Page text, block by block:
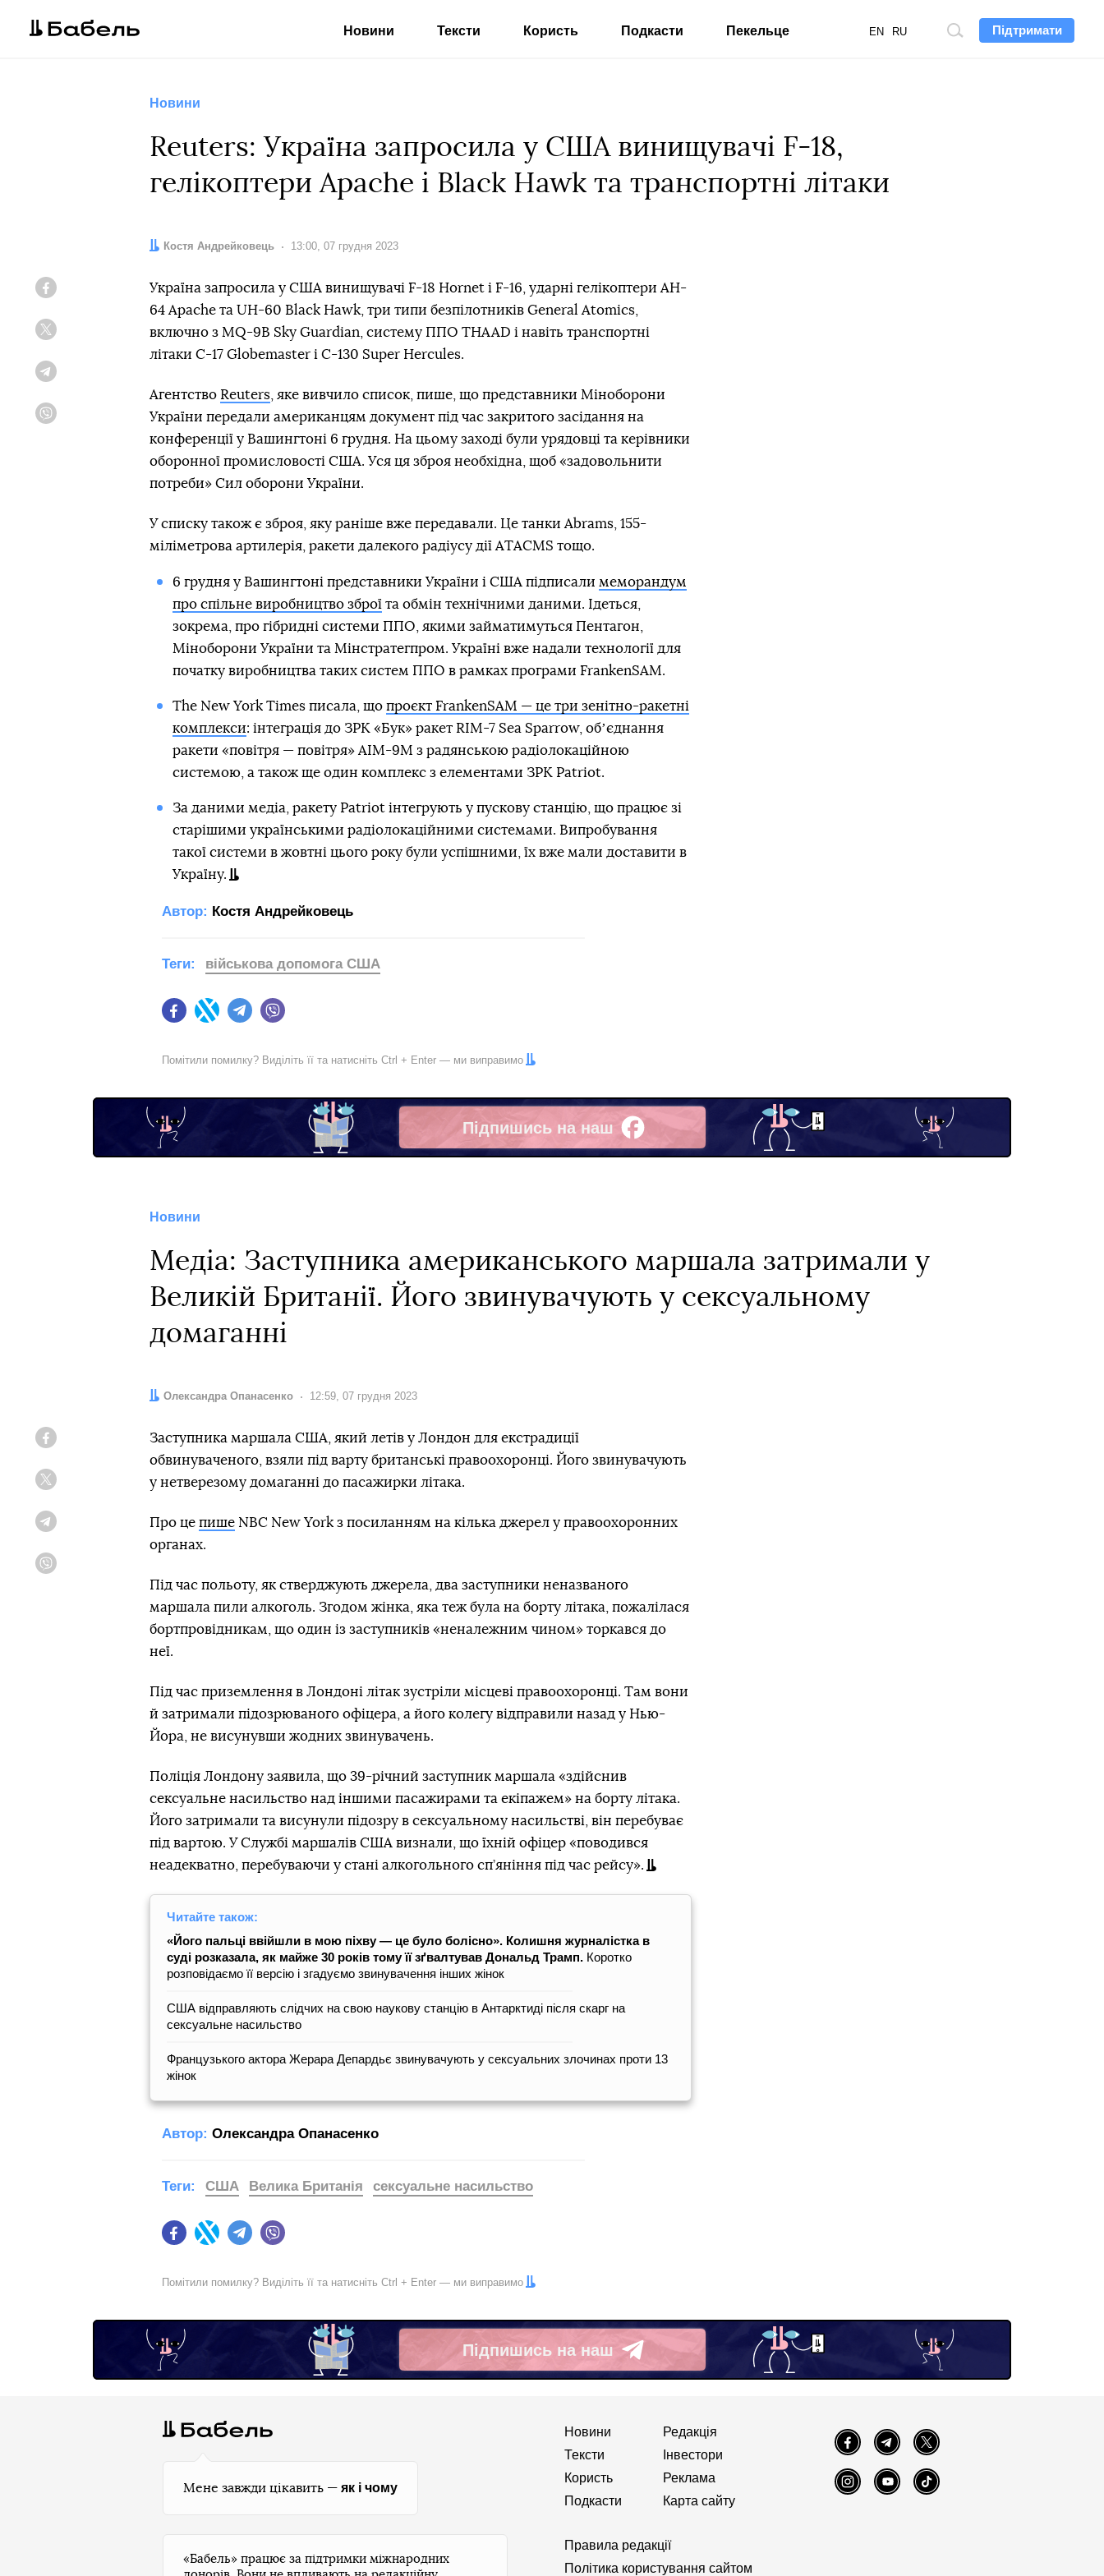
Підтримати
Пошук
EN RU
Новини Тексти Користь Подкасти Пекельце
Новини
Reuters: Україна запросила у США винищувачі F-18,
гелікоптери Apache і Black Hawk та транспортні літаки
Автор:
Костя Андрейковець Дата:
13:00, 07 грудня 2023
Україна запросила у США винищувачі F-18 Hornet і F-16, ударні гелікоптери AH-
64 Apache та UH-60 Black Hawk, три типи безпілотників General Atomics,
включно з MQ-9B Sky Guardian, систему ППО THAAD і навіть транспортні
літаки C-17 Globemaster і C-130 Super Hercules.
Агентство Reuters , яке вивчило список, пише, що представники Міноборони
України передали американцям документ під час закритого засідання на
конференції у Вашингтоні 6 грудня. На цьому заході були урядовці та керівники
оборонної промисловості США. Уся ця зброя необхідна, щоб «задовольнити
потреби» Сил оборони України.
У списку також є зброя, яку раніше вже передавали. Це танки Abrams, 155-
міліметрова артилерія, ракети далекого радіусу дії ATACMS тощо.
6 грудня у Вашингтоні представники України і США підписали меморандум
про спільне виробництво зброї та обмін технічними даними. Ідеться,
зокрема, про гібридні системи ППО, якими займатимуться Пентагон,
Міноборони України та Мінстратегпром. Україні вже надали технології для
початку виробництва таких систем ППО в рамках програми FrankenSAM.
The New York Times писала, що проєкт FrankenSAM — це три зенітно-ракетні
комплекси: інтеграція до ЗРК «Бук» ракет RIM-7 Sea Sparrow, обʼєднання
ракети «повітря — повітря» AIM-9M з радянською радіолокаційною
системою, а також ще один комплекс з елементами ЗРК Patriot.
За даними медіа, ракету Patriot інтегрують у пускову станцію, що працює зі
старішими українськими радіолокаційними системами. Випробування
такої системи в жовтні цього року були успішними, їх вже мали доставити в
Україну.
Автор: Костя Андрейковець
FacebookTwitter Telegram
Теги: військова допомога США
Помітили помилку? Виділіть її та натисніть Ctrl + Enter — ми виправимо
Підпишись на наш
Facebook
Новини
Медіа: Заступника американського маршала затримали у
Великій Британії. Його звинувачують у сексуальному
домаганні
Автор:
Олександра Опанасенко Дата:
12:59, 07 грудня 2023
Заступника маршала США, який летів у Лондон для екстрадиції
обвинуваченого, взяли під варту британські правоохоронці. Його звинувачують
у нетверезому домаганні до пасажирки літака.
Про це пише NBC New York з посиланням на кілька джерел у правоохоронних
органах.
Під час польоту, як стверджують джерела, два заступники неназваного
маршала пили алкоголь. Згодом жінка, яка теж була на борту літака, пожалілася
бортпровідникам, що один із заступників «неналежним чином» торкався до
неї.
Під час приземлення в Лондоні літак зустріли місцеві правоохоронці. Там вони
й затримали підозрюваного офіцера, а його колегу відправили назад у Нью-
Йора, не висунувши жодних звинувачень.
Поліція Лондону заявила, що 39-річний заступник маршала «здійснив
сексуальне насильство над іншими пасажирами та екіпажем» на борту літака.
Його затримали та висунули підозру в сексуальному насильстві, він перебуває
під вартою. У Службі маршалів США визнали, що їхній офіцер «поводився
неадекватно, перебуваючи у стані алкогольного сп’яніння під час рейсу».
Читайте також:
«Його пальці ввійшли в мою піхву — це було болісно». Колишня журналістка в
суді розказала, як майже 30 років тому її зґвалтував Дональд Трамп. Коротко
розповідаємо її версію і згадуємо звинувачення інших жінок
США відправляють слідчих на свою наукову станцію в Антарктиді після скарг на
сексуальне насильство
Французького актора Жерара Депардьє звинувачують у сексуальних злочинах проти 13
жінок
Автор: Олександра Опанасенко
FacebookTwitter Telegram
Теги: США Велика Британія сексуальне насильство
Помітили помилку? Виділіть її та натисніть Ctrl + Enter — ми виправимо
Підпишись на наш
Telegram
Мене завжди цікавить — як і чому
Новини
Тексти
Користь
Подкасти
Редакція
Інвестори
Реклама
Карта сайту
FacebookTelegram Twitter
InstagramYouTube TikTok
Правила редакції
Політика користування сайтом
«Бабель» працює за підтримки міжнародних